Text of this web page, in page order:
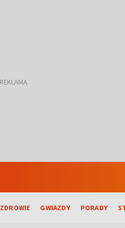
ZDROWIE GWIAZDY PORADY